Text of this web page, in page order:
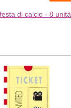
di calcio - 8 unità